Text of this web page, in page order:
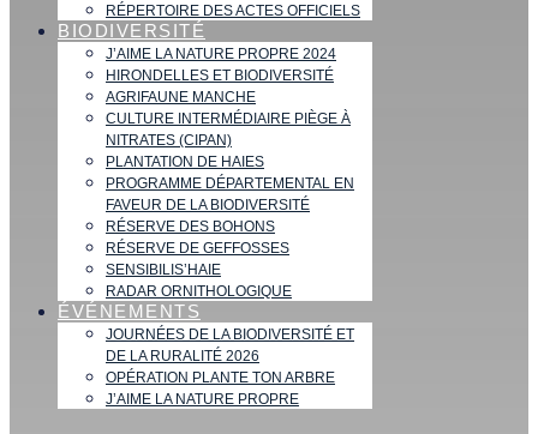
RÉPERTOIRE DES ACTES OFFICIELS
BIODIVERSITÉ
J’AIME LA NATURE PROPRE 2024
HIRONDELLES ET BIODIVERSITÉ
AGRIFAUNE MANCHE
CULTURE INTERMÉDIAIRE PIÈGE À
NITRATES (CIPAN)
PLANTATION DE HAIES
PROGRAMME DÉPARTEMENTAL EN
FAVEUR DE LA BIODIVERSITÉ
RÉSERVE DES BOHONS
RÉSERVE DE GEFFOSSES
SENSIBILIS’HAIE
RADAR ORNITHOLOGIQUE
ÉVÉNEMENTS
JOURNÉES DE LA BIODIVERSITÉ ET
DE LA RURALITÉ 2026
OPÉRATION PLANTE TON ARBRE
J’AIME LA NATURE PROPRE